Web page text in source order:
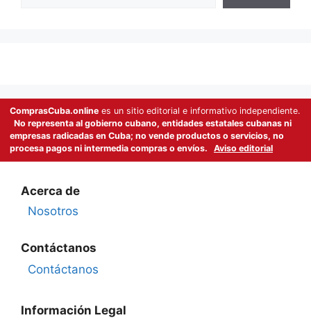
ComprasCuba.online es un sitio editorial e informativo independiente.
No representa al gobierno cubano, entidades estatales cubanas ni
empresas radicadas en Cuba; no vende productos o servicios, no
procesa pagos ni intermedia compras o envíos.
Aviso editorial
Acerca de
Nosotros
Contáctanos
Contáctanos
Información Legal